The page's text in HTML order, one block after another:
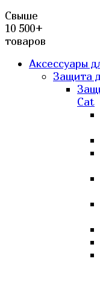
Свыше
10 500+
товаров
Аксессуары
Защита
Cat